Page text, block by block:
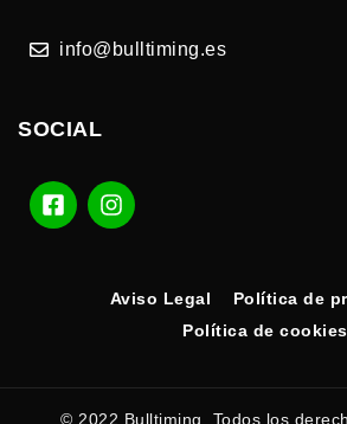
info@bulltiming.es
SOCIAL
Aviso Legal
Política de
Política de cookies
© 2022 Bulltiming. Todos los